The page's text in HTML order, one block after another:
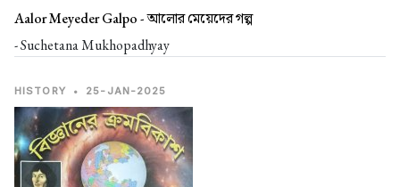
Aalor Meyeder Galpo -আলোর মেয়েদের গল্প
- Suchetana Mukhopadhyay
HISTORY • 25-JAN-2025